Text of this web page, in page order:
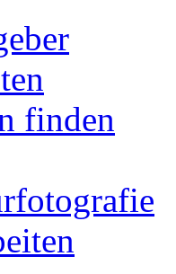
finden